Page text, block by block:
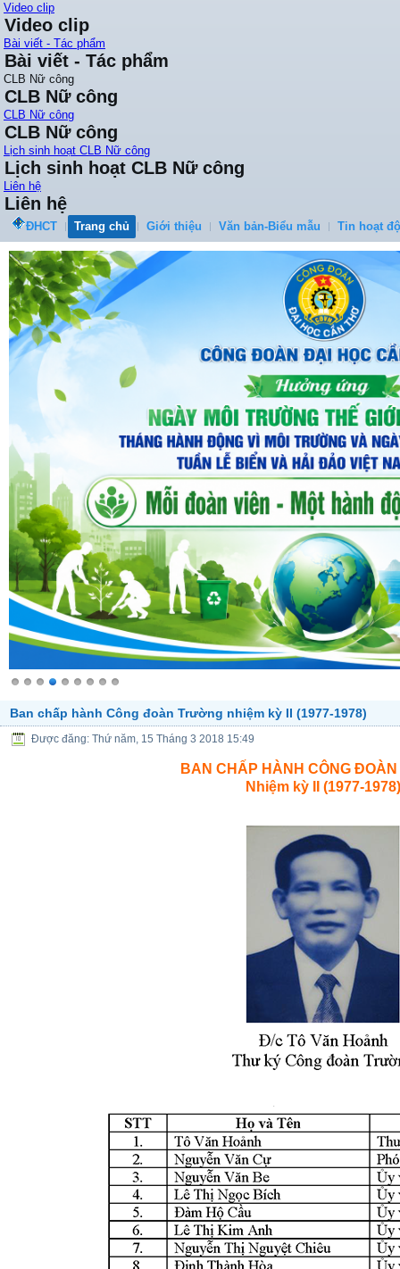
Video clip
Video clip
Bài viết - Tác phẩm
Bài viết - Tác phẩm
CLB Nữ công
CLB Nữ công
CLB Nữ công
CLB Nữ công
Lịch sinh hoạt CLB Nữ công
Lịch sinh hoạt CLB Nữ công
Liên hệ
Liên hệ
ĐHCT Trang chủ Giới thiệu Văn bản-Biểu mẫu Tin hoạt
Ban chấp hành Công đoàn Trường nhiệm kỳ II (1977-1978)
Được đăng: Thứ năm, 15 Tháng 3 2018 15:49
BAN CHẤP HÀNH CÔNG
Nhiệm kỳ II (1977-1978)